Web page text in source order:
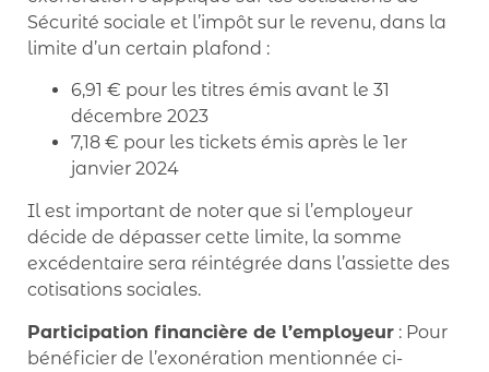
Sécurité sociale et l’impôt sur le revenu, dans la
limite d’un certain plafond :
6,91 € pour les titres émis avant le 31
décembre 2023
7,18 € pour les tickets émis après le 1er
janvier 2024
Il est important de noter que si l’employeur
décide de dépasser cette limite, la somme
excédentaire sera réintégrée dans l’assiette des
cotisations sociales.
Participation financière de l’employeur : Pour
bénéficier de l’exonération mentionnée ci-